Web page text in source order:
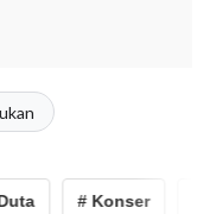
# Konser